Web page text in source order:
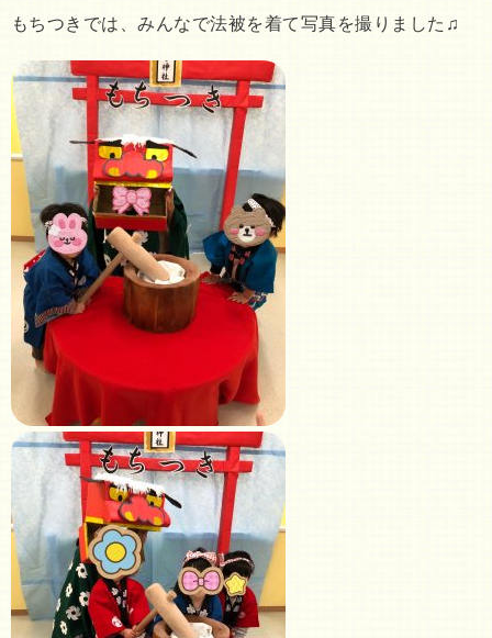
もちつきでは、みんなで法被を着て写真を撮りました♫